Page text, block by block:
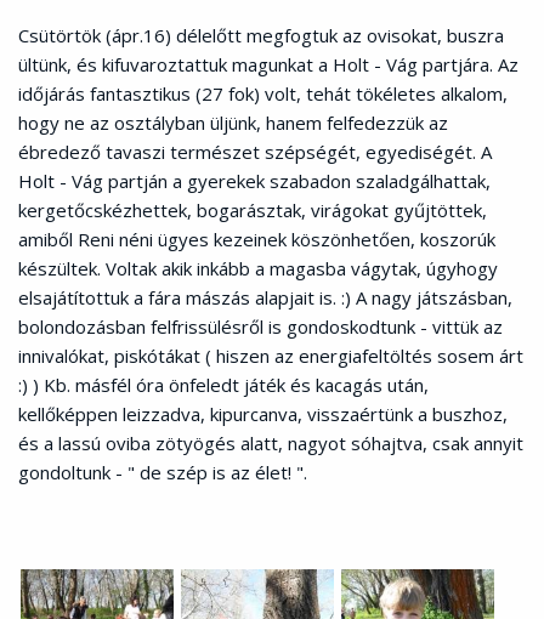
Csütörtök (ápr.16) délelőtt megfogtuk az ovisokat, buszra
ültünk, és kifuvaroztattuk magunkat a Holt - Vág partjára. Az
időjárás fantasztikus (27 fok) volt, tehát tökéletes alkalom,
hogy ne az osztályban üljünk, hanem felfedezzük az
ébredező tavaszi természet szépségét, egyediségét. A
Holt - Vág partján a gyerekek szabadon szaladgálhattak,
kergetőcskézhettek, bogarásztak, virágokat gyűjtöttek,
amiből Reni néni ügyes kezeinek köszönhetően, koszorúk
készültek. Voltak akik inkább a magasba vágytak, úgyhogy
elsajátítottuk a fára mászás alapjait is. :) A nagy játszásban,
bolondozásban felfrissülésről is gondoskodtunk - vittük az
innivalókat, piskótákat ( hiszen az energiafeltöltés sosem árt
:) ) Kb. másfél óra önfeledt játék és kacagás után,
kellőképpen leizzadva, kipurcanva, visszaértünk a buszhoz,
és a lassú oviba zötyögés alatt, nagyot sóhajtva, csak annyit
gondoltunk - " de szép is az élet! ".